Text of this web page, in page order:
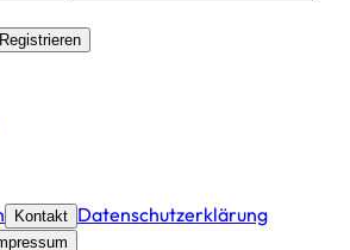
Registrieren
Kontakt Datenschutzerklärung